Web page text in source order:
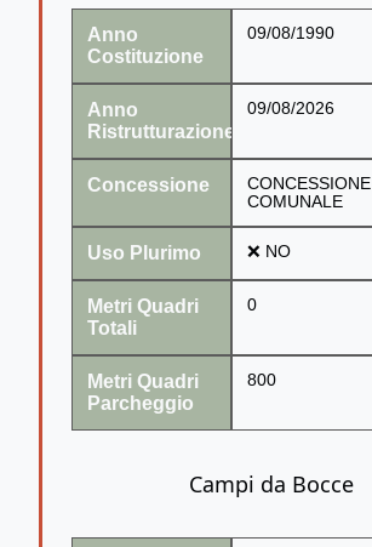
Anno
Costituzione
09/08/1990
Anno
Ristrutturazione
09/08/2026
Concessione
CONCESSIONE
COMUNALE
Uso Plurimo ❌ NO
Metri Quadri
Totali
0
Metri Quadri
Parcheggio
800
Campi da Bocce